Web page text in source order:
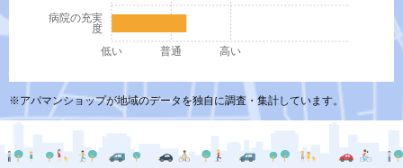
病院の充実
度
低い 普通 高い
※アパマンショップが地域のデータを独自に調査・集計しています。